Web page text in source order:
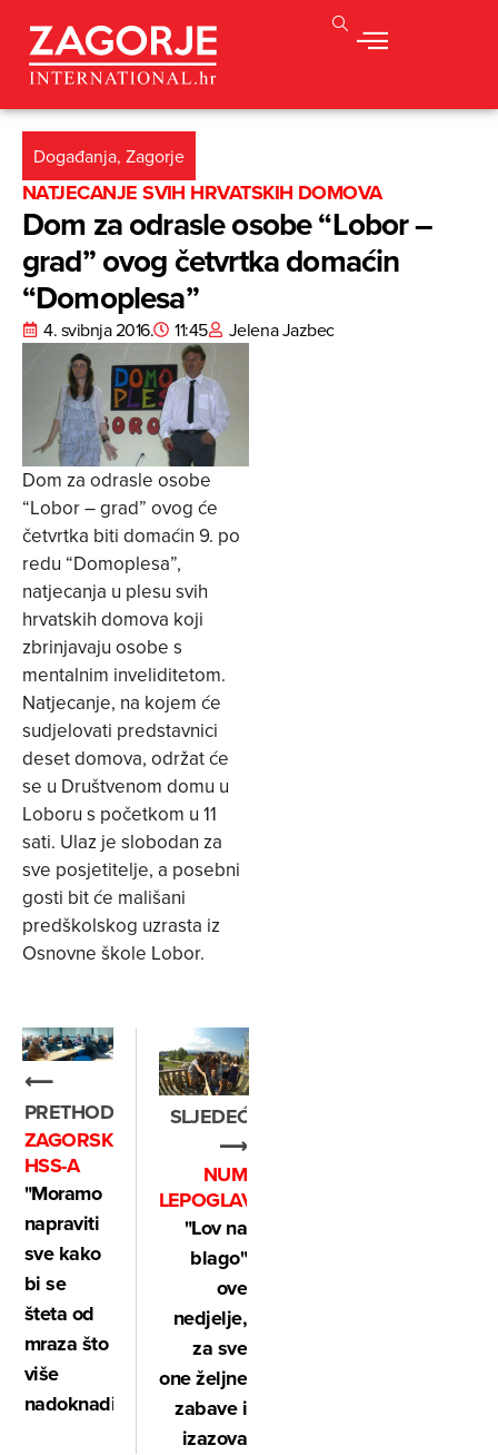
Događanja, Zagorje
NATJECANJE SVIH HRVATSKIH DOMOVA
Dom za odrasle osobe “Lobor –
grad” ovog četvrtka domaćin
“Domoplesa”
4. svibnja 2016. 11:45 Jelena Jazbec
Dom za odrasle osobe
“Lobor – grad” ovog će
četvrtka biti domaćin 9. po
redu “Domoplesa”,
natjecanja u plesu svih
hrvatskih domova koji
zbrinjavaju osobe s
mentalnim inveliditetom.
Natjecanje, na kojem će
sudjelovati predstavnici
deset domova, održat će
se u Društvenom domu u
Loboru s početkom u 11
sati. Ulaz je slobodan za
sve posjetitelje, a posebni
gosti bit će mališani
predškolskog uzrasta iz
Osnovne škole Lobor.
⟵
PRETHODNO
ZAGORSKI
HSS-A
"Moramo
napraviti
sve kako
bi se
šteta od
mraza što
više
nadoknadila"
SLJEDEĆE
⟶
NUM
LEPOGLAVA
"Lov na
blago"
ove
nedjelje,
za sve
one željne
zabave i
izazova